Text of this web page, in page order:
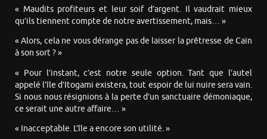
« Maudits profiteurs et leur soif d’argent. Il vaudrait mieux
qu’ils tiennent compte de notre avertissement, mais… »
« Alors, cela ne vous dérange pas de laisser la prêtresse de Caïn
à son sort ? »
« Pour l’instant, c’est notre seule option. Tant que l’autel
appelé l’île d’Itogami existera, tout espoir de lui nuire sera vain.
Si nous nous résignions à la perte d’un sanctuaire démoniaque,
ce serait une autre affaire… »
« Inacceptable. L’île a encore son utilité. »